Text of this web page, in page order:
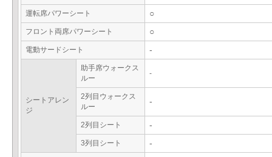
運転席パワーシート ○
フロント両席パワーシート ○
電動サードシート -
シートアレン
ジ
助手席ウォークス
ルー
-
2列目ウォークス
ルー
-
2列目シート -
3列目シート -